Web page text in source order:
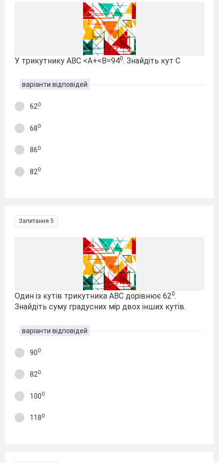
У трикутнику АВС <A+<B=940. Знайдіть кут С
варіанти відповідей
620
680
860
820
Запитання 5
Один із кутів трикутника АВС дорівнює 620.
Знайдіть суму градусних мір двох інших кутів.
варіанти відповідей
900
820
1000
1180